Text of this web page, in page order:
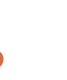
₫.
lượng